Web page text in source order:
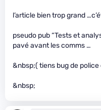
l’article bien trop grand
pseudo pub “Tests et
pavé avant les comms …
&nbsp;( tiens bug de
&nbsp;